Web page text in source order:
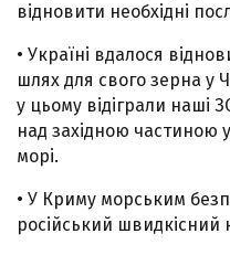
відновити необхідні
• Україні вдалося
шлях для свого зерна у
у цьому відіграли наші
над західною частиною
морі.
• У Криму морським
російський швидкісний